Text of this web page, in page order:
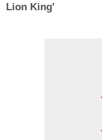
Lion King'